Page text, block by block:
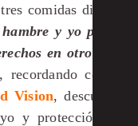
comidas diarias
y yo pensé
en otro país
recordando cómo,
Vision, descubrió
y protección en